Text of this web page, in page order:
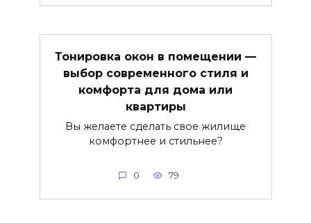
Тонировка окон в помещении —
выбор современного стиля и
комфорта для дома или
квартиры
Вы желаете сделать свое жилище
комфортнее и стильнее?
0 79